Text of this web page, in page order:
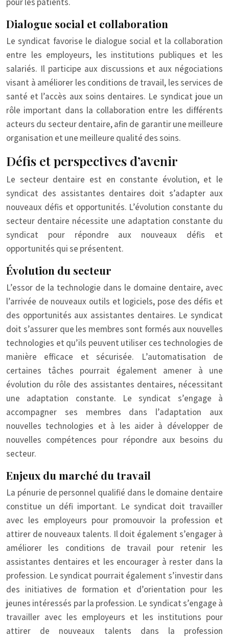
Dialogue social et collaboration
Le syndicat favorise le dialogue social et la collaboration
entre les employeurs, les institutions publiques et les
salariés. Il participe aux discussions et aux négociations
visant à améliorer les conditions de travail, les services de
santé et l’accès aux soins dentaires. Le syndicat joue un
rôle important dans la collaboration entre les différents
acteurs du secteur dentaire, afin de garantir une meilleure
organisation et une meilleure qualité des soins.
Défis et perspectives d’avenir
Le secteur dentaire est en constante évolution, et le
syndicat des assistantes dentaires doit s’adapter aux
nouveaux défis et opportunités. L’évolution constante du
secteur dentaire nécessite une adaptation constante du
syndicat pour répondre aux nouveaux défis et
opportunités qui se présentent.
Évolution du secteur
L’essor de la technologie dans le domaine dentaire, avec
l’arrivée de nouveaux outils et logiciels, pose des défis et
des opportunités aux assistantes dentaires. Le syndicat
doit s’assurer que les membres sont formés aux nouvelles
technologies et qu’ils peuvent utiliser ces technologies de
manière efficace et sécurisée. L’automatisation de
certaines tâches pourrait également amener à une
évolution du rôle des assistantes dentaires, nécessitant
une adaptation constante. Le syndicat s’engage à
accompagner ses membres dans l’adaptation aux
nouvelles technologies et à les aider à développer de
nouvelles compétences pour répondre aux besoins du
secteur.
Enjeux du marché du travail
La pénurie de personnel qualifié dans le domaine dentaire
constitue un défi important. Le syndicat doit travailler
avec les employeurs pour promouvoir la profession et
attirer de nouveaux talents. Il doit également s’engager à
améliorer les conditions de travail pour retenir les
assistantes dentaires et les encourager à rester dans la
profession. Le syndicat pourrait également s’investir dans
des initiatives de formation et d’orientation pour les
jeunes intéressés par la profession. Le syndicat s’engage à
travailler avec les employeurs et les institutions pour
attirer de nouveaux talents dans la profession